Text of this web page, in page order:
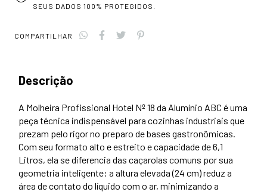
SEUS DADOS 100% PROTEGIDOS.
COMPARTILHAR
Descrição
A Molheira Profissional Hotel Nº 18 da Alumínio ABC é uma
peça técnica indispensável para cozinhas industriais que
prezam pelo rigor no preparo de bases gastronômicas.
Com seu formato alto e estreito e capacidade de 6,1
Litros, ela se diferencia das caçarolas comuns por sua
geometria inteligente: a altura elevada (24 cm) reduz a
rea de contato do líquido com o ar, minimizando a